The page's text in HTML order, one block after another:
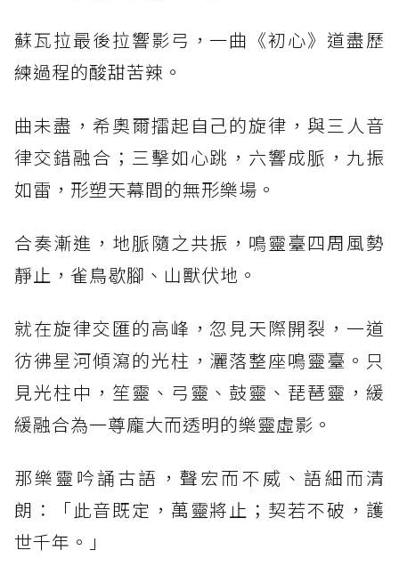
蘇瓦拉最後拉響影弓，一曲《初心》道盡歷
練過程的酸甜苦辣。
曲未盡，希奧爾擂起自己的旋律，與三人音
律交錯融合；三擊如心跳，六響成脈，九振
如雷，形塑天幕間的無形樂場。
合奏漸進，地脈隨之共振，鳴靈臺四周風勢
靜止，雀鳥歇腳、山獸伏地。
就在旋律交匯的高峰，忽見天際開裂，一道
彷彿星河傾瀉的光柱，灑落整座鳴靈臺。只
見光柱中，笙靈、弓靈、鼓靈、琵琶靈，緩
緩融合為一尊龐大而透明的樂靈虛影。
那樂靈吟誦古語，聲宏而不威、語細而清
朗：「此音既定，萬靈將止；契若不破，護
世千年。」